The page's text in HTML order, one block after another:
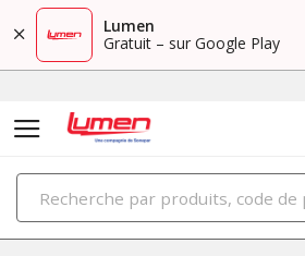
Lumen
Gratuit – sur Google Play
PRODUITS
éclairage